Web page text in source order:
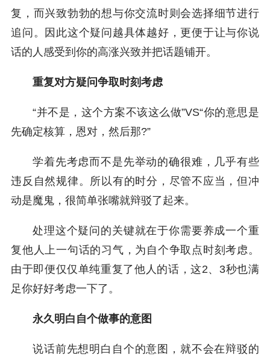
复，而兴致勃勃的想与你交流时则会选择细节进行
追问。因此这个疑问越具体越好，更便于让与你说
话的人感受到你的高涨兴致并把话题铺开。
重复对方疑问争取时刻考虑
“并不是，这个方案不该这么做”VS“你的意思是
先确定核算，恩对，然后那?”
学着先考虑而不是先举动的确很难，几乎有些
违反自然规律。所以有的时分，尽管不应当，但冲
动是魔鬼，很简单张嘴就辩驳了起来。
处理这个疑问的关键就在于你需要养成一个重
复他人上一句话的习气，为自个争取点时刻考虑。
由于即便仅仅单纯重复了他人的话，这2、3秒也满
足你好好考虑一下了。
永久明白自个做事的意图
说话前先想明白自个的意图，就不会在辩驳的